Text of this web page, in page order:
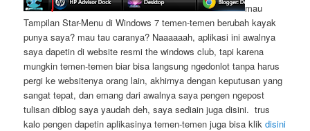
mau
Tampilan Star-Menu di Windows 7 temen-temen berubah kayak
punya saya? mau tau caranya? Naaaaaah, aplikasi ini awalnya
saya dapetin di website resmi the windows club, tapi karena
mungkin temen-temen biar bisa langsung ngedonlot tanpa harus
pergi ke websitenya orang lain, akhirnya dengan keputusan yang
sangat tepat, dan emang dari awalnya saya pengen ngepost
tulisan diblog saya yaudah deh, saya sediain juga disini. trus
kalo pengen dapetin aplikasinya temen-temen juga bisa klikdisini